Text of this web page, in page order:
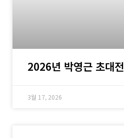
2026년 박영근 초대전
3월 17, 2026